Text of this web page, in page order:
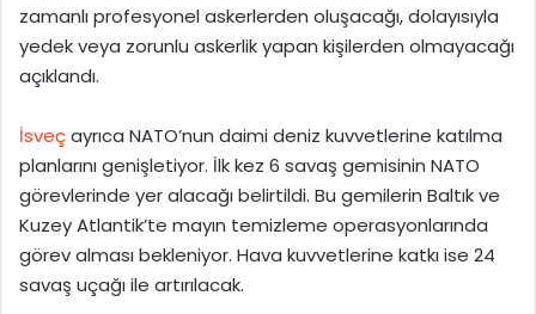
zamanlı profesyonel askerlerden oluşacağı, dolayısıyla
yedek veya zorunlu askerlik yapan kişilerden olmayacağı
açıklandı.
İsveçayrıca NATO’nun daimi deniz kuvvetlerine katılma
planlarını genişletiyor. İlk kez 6 savaş gemisinin NATO
görevlerinde yer alacağı belirtildi. Bu gemilerin Baltık ve
Kuzey Atlantik’te mayın temizleme operasyonlarında
görev alması bekleniyor. Hava kuvvetlerine katkı ise 24
savaş uçağı ile artırılacak.